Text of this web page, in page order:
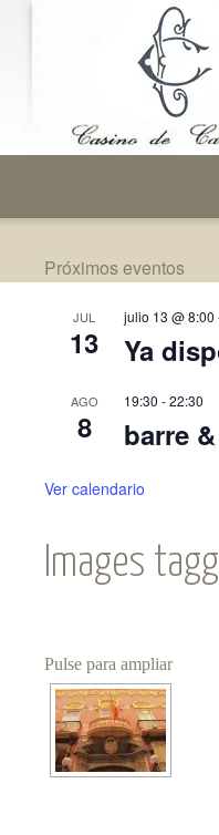
Próximos eventos
JUL
13
julio 13 @ 8:00
Ya
AGO
8
19:30 -22:30
barre
Ver calendario
Images
Pulse para ampliar